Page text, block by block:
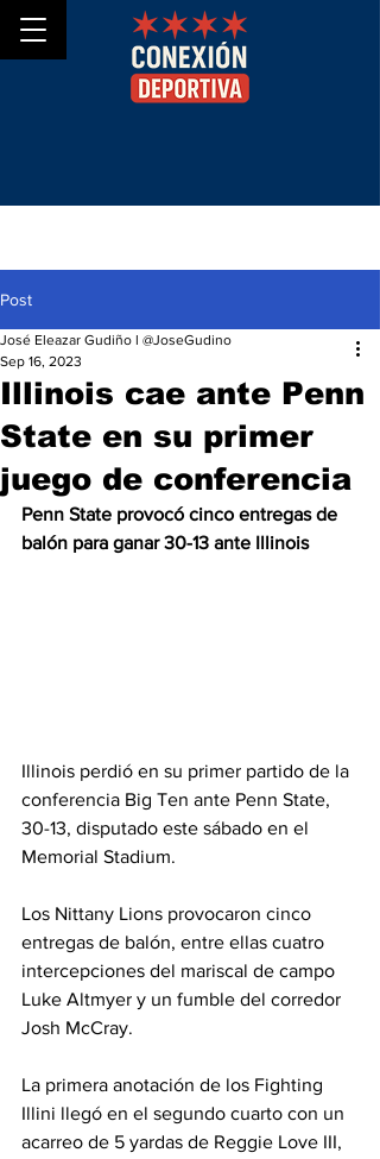
Post
Illinois cae ante Penn
State en su primer
juego de conferencia
José Eleazar Gudiño l @JoseGudino
Sep 16, 2023
Penn State provocó cinco entregas de
balón para ganar 30-13 ante Illinois
Illinois perdió en su primer partido de la
conferencia Big Ten ante Penn State,
30-13, disputado este sábado en el
Memorial Stadium.
Los Nittany Lions provocaron cinco
entregas de balón, entre ellas cuatro
intercepciones del mariscal de campo
Luke Altmyer y un fumble del corredor
Josh McCray.
La primera anotación de los Fighting
Illini llegó en el segundo cuarto con un
acarreo de 5 yardas de Reggie Love III,